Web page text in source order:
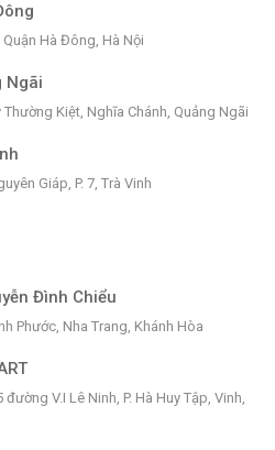
Hà Đông, Hà Nội
Ngãi
Kiệt, Nghĩa Chánh, Quảng Ngãi
Giáp, P. 7, Trà Vinh
Đình Chiểu
Phước, Nha Trang, Khánh Hòa
V.I Lê Ninh, P. Hà Huy Tập, Vinh,